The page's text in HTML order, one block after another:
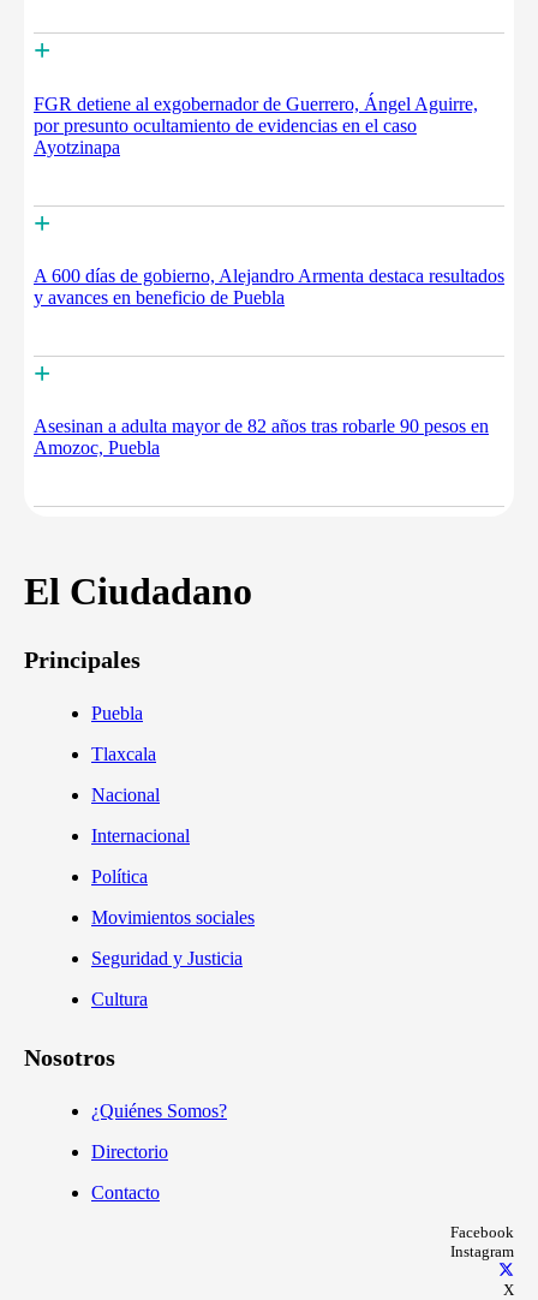
+
FGR detiene al exgobernador de Guerrero, Ángel Aguirre,
por presunto ocultamiento de evidencias en el caso
Ayotzinapa
+
A 600 días de gobierno, Alejandro Armenta destaca resultados
y avances en beneficio de Puebla
+
Asesinan a adulta mayor de 82 años tras robarle 90 pesos en
Amozoc, Puebla
El Ciudadano
Principales
Puebla
Tlaxcala
Nacional
Internacional
Política
Movimientos sociales
Seguridad y Justicia
Cultura
Nosotros
¿Quiénes Somos?
Directorio
Contacto
Facebook
Instagram
X